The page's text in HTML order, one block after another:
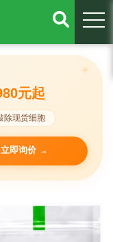
元起
除现货细胞
立即询价 →